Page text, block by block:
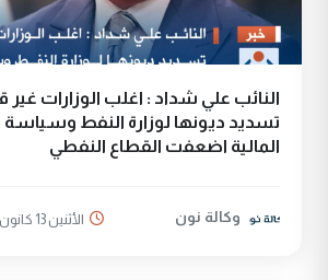
النائب علي شداد : اغلب الوزارات غير
تسديد ديونها لوزارة النفط وسياسة
المالية اضعفت القطاع النفطي
وكالة نون الأثنين 13 كانون الثاني 2025